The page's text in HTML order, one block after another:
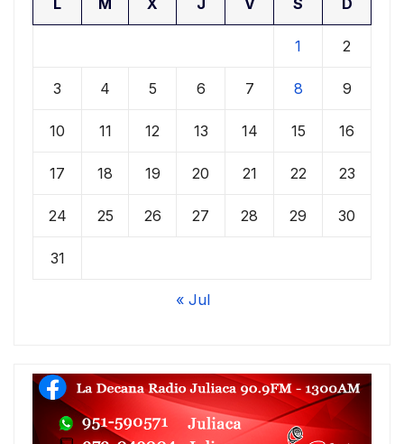
1 2
3 4 5 6 7 8 9
10 11 12 13 14 15 16
17 18 19 20 21 22 23
24 25 26 27 28 29 30
31
« Jul